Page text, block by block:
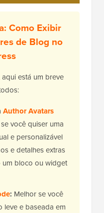
Como Exibir
de Blog no
está um breve
Author Avatars
você quiser uma
e personalizável
e detalhes extras
bloco ou widget
: Melhor se você
leve e baseada em